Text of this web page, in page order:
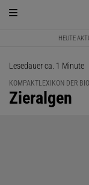
HEUTE
Lesedauer ca. 1 Minute
KOMPAKTLEXIKON DER
:
Zieralgen